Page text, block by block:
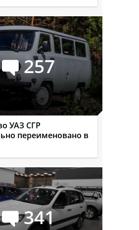
257
УАЗ СГР
переименовано в
341